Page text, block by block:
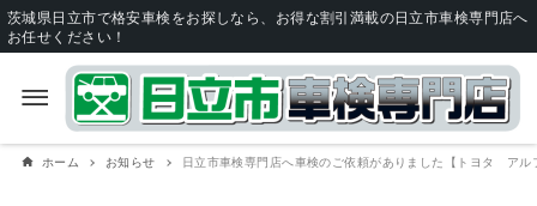
茨城県日立市で格安車検をお探しなら、お得な割引満載の日立市車検専門店へ
お任せください！
ホーム お知らせ 日立市車検専門店へ車検のご依頼がありました【トヨタ アル